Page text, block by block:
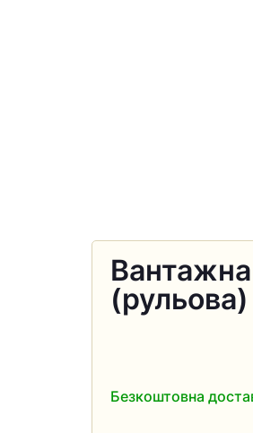
(рульова)
Безкоштовна